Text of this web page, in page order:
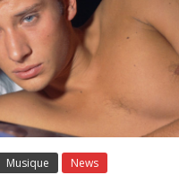
Musique News